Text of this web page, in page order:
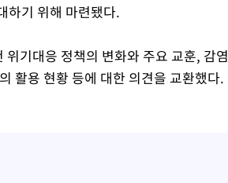
하기 위해 마련됐다.
기대응 정책의 변화와 주요 교훈, 감염
활용 현황 등에 대한 의견을 교환했다.